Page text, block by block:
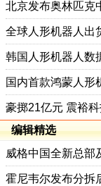
全球人形机器人出
韩国人形机器人数
国内首款鸿蒙人形
豪掷21亿元 震裕
编辑精选
威格中国全新总部